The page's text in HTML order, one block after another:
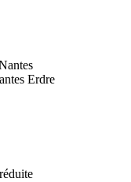
Erdre